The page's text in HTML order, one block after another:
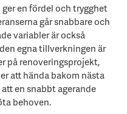
en fördel och trygghet
går snabbare och
variabler är också
egna tillverkningen är
på renoveringsprojekt,
att hända bakom nästa
en snabbt agerande
behoven.